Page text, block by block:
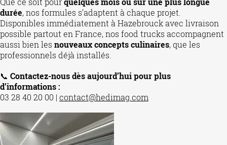
durée, nos formules s’adaptent à chaque projet.
Disponibles immédiatement à Hazebrouck avec livraison
possible partout en France, nos food trucks accompagnent
aussi bien les nouveaux concepts culinaires, que les
professionnels déjà installés.
📞 Contactez-nous dès aujourd’hui pour plus
d’informations :
03 28 40 20 00 | contact@hedimag.com